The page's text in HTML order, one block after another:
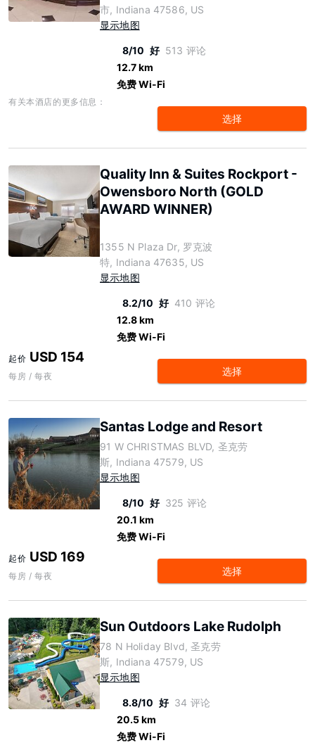
市, Indiana 47586, US
显示地图
8/10 好 513 评论
12.7 km
免费 Wi-Fi
有关本酒店的更多信息：
选择
Quality Inn & Suites Rockport -
Owensboro North (GOLD
AWARD WINNER)
1355 N Plaza Dr, 罗克波
特, Indiana 47635, US
显示地图
8.2/10 好 410 评论
12.8 km
免费 Wi-Fi
起价 USD 154
每房 / 每夜 选择
Santas Lodge and Resort
91 W CHRISTMAS BLVD, 圣克劳
斯, Indiana 47579, US
显示地图
8/10 好 325 评论
20.1 km
免费 Wi-Fi
起价 USD 169
每房 / 每夜 选择
Sun Outdoors Lake Rudolph
78 N Holiday Blvd, 圣克劳
斯, Indiana 47579, US
显示地图
8.8/10 好 34 评论
20.5 km
免费 Wi-Fi